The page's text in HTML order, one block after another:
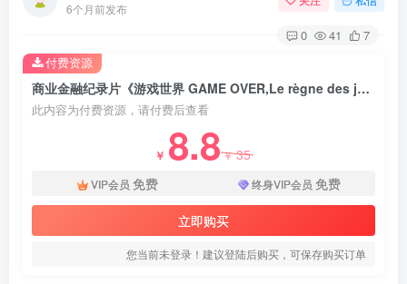
6个月前发布
0 41 7
商业金融纪录片《游戏世界 GAME OVER,Le règne des jeux vidéo》下载
此内容为付费资源，请付费后查看
￥ 8.8￥35
VIP会员 免费 终身VIP会员 免费
立即购买
您当前未登录！建议登陆后购买，可保存购买订单
付费资源